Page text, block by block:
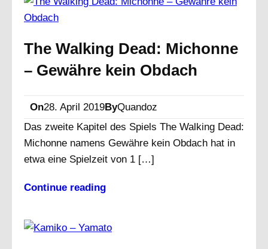
The Walking Dead: Michonne
– Gewähre kein Obdach
On28. April 2019ByQuandoz
Das zweite Kapitel des Spiels The Walking Dead:
Michonne namens Gewähre kein Obdach hat in
etwa eine Spielzeit von 1 […]
Continue reading